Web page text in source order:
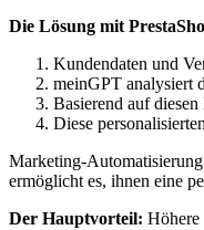
Die Lösung mit
Kundendaten und
meinGPT analysiert
Basierend auf
Diese
Marketing-
ermöglicht es, ihnen eine
Der Hauptvorteil: Höhere